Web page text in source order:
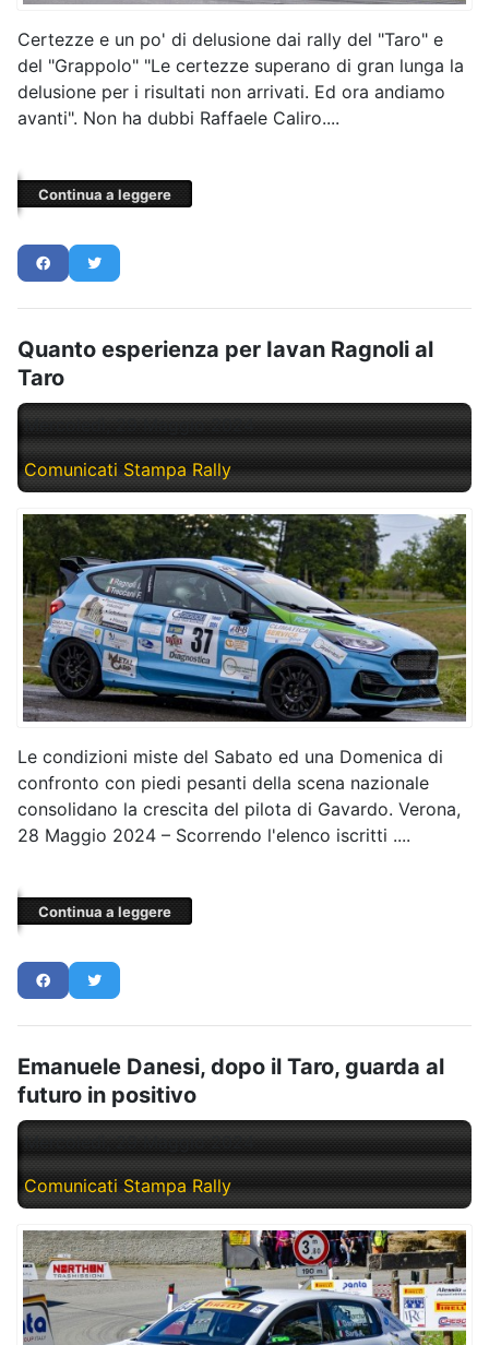
Certezze e un po' di delusione dai rally del "Taro" e
del "Grappolo" "Le certezze superano di gran lunga la
delusione per i risultati non arrivati. Ed ora andiamo
avanti". Non ha dubbi Raffaele Caliro....
Continua a leggere
Quanto esperienza per Iavan Ragnoli al
Taro
Mercoledì, 29 Maggio 2024
Comunicati Stampa Rally
Le condizioni miste del Sabato ed una Domenica di
confronto con piedi pesanti della scena nazionale
consolidano la crescita del pilota di Gavardo. Verona,
28 Maggio 2024 – Scorrendo l'elenco iscritti ....
Continua a leggere
Emanuele Danesi, dopo il Taro, guarda al
futuro in positivo
Mercoledì, 29 Maggio 2024
Comunicati Stampa Rally